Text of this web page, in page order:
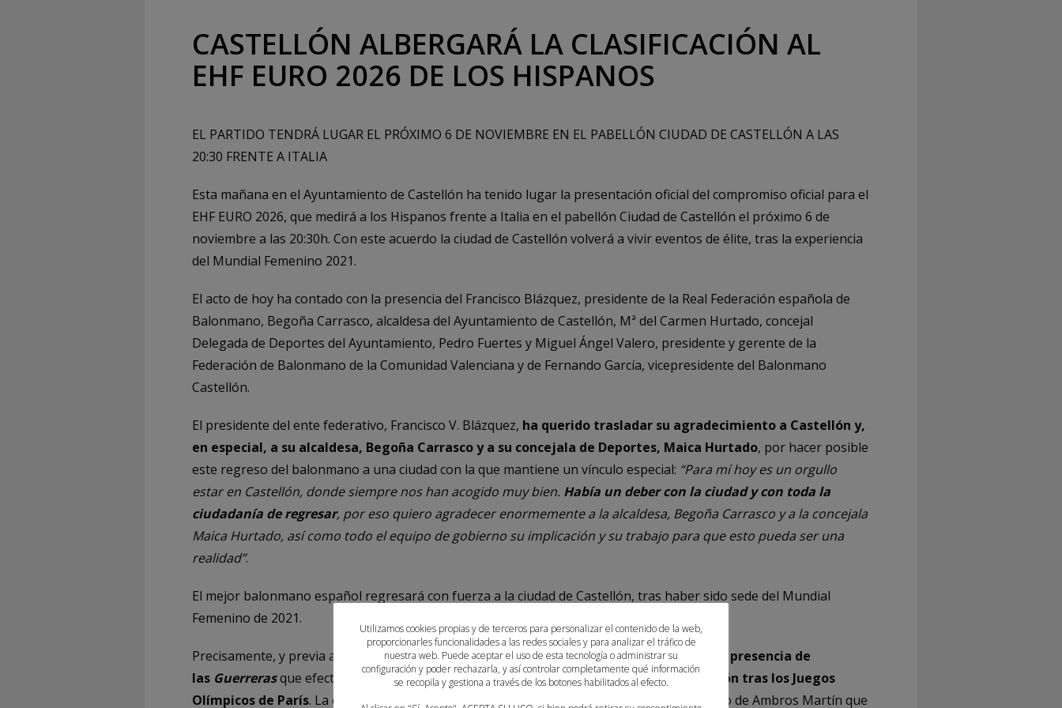
CASTELLÓN ALBERGARÁ LA CLASIFICACIÓN AL
EHF EURO 2026 DE LOS HISPANOS
EL PARTIDO TENDRÁ LUGAR EL PRÓXIMO 6 DE NOVIEMBRE EN EL PABELLÓN CIUDAD DE CASTELLÓN A LAS
20:30 FRENTE A ITALIA
Esta mañana en el Ayuntamiento de Castellón ha tenido lugar la presentación oficial del compromiso oficial para el
EHF EURO 2026, que medirá a los Hispanos frente a Italia en el pabellón Ciudad de Castellón el próximo 6 de
noviembre a las 20:30h. Con este acuerdo la ciudad de Castellón volverá a vivir eventos de élite, tras la experiencia
del Mundial Femenino 2021.
El acto de hoy ha contado con la presencia del Francisco Blázquez, presidente de la Real Federación española de
Balonmano, Begoña Carrasco, alcaldesa del Ayuntamiento de Castellón, Mª del Carmen Hurtado, concejal
Delegada de Deportes del Ayuntamiento, Pedro Fuertes y Miguel Ángel Valero, presidente y gerente de la
Federación de Balonmano de la Comunidad Valenciana y de Fernando García, vicepresidente del Balonmano
Castellón.
El presidente del ente federativo, Francisco V. Blázquez, ha querido trasladar su agradecimiento a Castellón y,
en especial, a su alcaldesa, Begoña Carrasco y a su concejala de Deportes, Maica Hurtado, por hacer posible
este regreso del balonmano a una ciudad con la que mantiene un vínculo especial: “Para mí hoy es un orgullo
estar en Castellón, donde siempre nos han acogido muy bien. Había un deber con la ciudad y con toda la
ciudadanía de regresar, por eso quiero agradecer enormemente a la alcaldesa, Begoña Carrasco y a la concejala
Maica Hurtado, así como todo el equipo de gobierno su implicación y su trabajo para que esto pueda ser una
realidad”.
El mejor balonmano español regresará con fuerza a la ciudad de Castellón, tras haber sido sede del Mundial
Femenino de 2021.
Precisamente, y previa a la llegada de los Hispanos,la ciudad Castellón ya disfruta de la presencia de
las Guerrerasque efectúan esta semana en suelo castellonense suprimera concentración tras los Juegos
Olímpicos de París. La ciudad acoge del 22 al 28 de septiembre la preparación del conjunto de Ambros Martín que
Utilizamos cookies propias y de terceros para personalizar el contenido de la web,
proporcionarles funcionalidades a las redes sociales y para analizar el tráfico de
nuestra web. Puede aceptar el uso de esta tecnología o administrar su
configuración y poder rechazarla, y así controlar completamente qué información
se recopila y gestiona a través de los botones habilitados al efecto.